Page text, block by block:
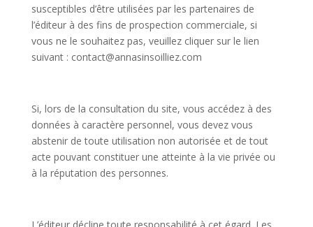
susceptibles d’être utilisées par les partenaires de
l’éditeur à des fins de prospection commerciale, si
vous ne le souhaitez pas, veuillez cliquer sur le lien
suivant : contact@annasinsoilliez.com
Si, lors de la consultation du site, vous accédez à des
données à caractère personnel, vous devez vous
abstenir de toute utilisation non autorisée et de tout
acte pouvant constituer une atteinte à la vie privée ou
à la réputation des personnes.